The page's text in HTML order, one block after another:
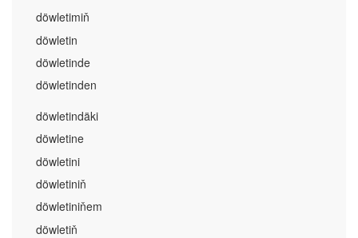
döwletimiň
döwletin
döwletinde
döwletinden
döwletindäki
döwletine
döwletini
döwletiniň
döwletiniňem
döwletiň